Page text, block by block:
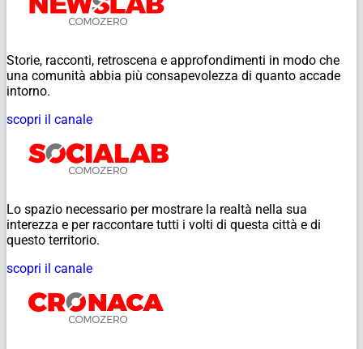
Storie, racconti, retroscena e approfondimenti in modo che
una comunità abbia più consapevolezza di quanto accade
intorno.
scopri il canale
Lo spazio necessario per mostrare la realtà nella sua
interezza e per raccontare tutti i volti di questa città e di
questo territorio.
scopri il canale